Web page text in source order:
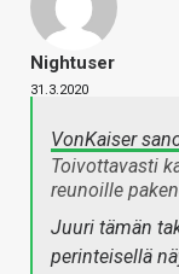
Nightuser
31.3.2020
VonKaiser
Toivottavasti
reunoille
Juuri tämän
perinteisellä